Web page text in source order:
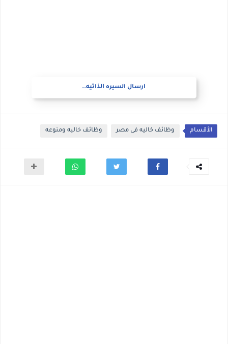
ارسال السيره الذاتيه..
الأقسام وظائف خاليه فى مصر وظائف خاليه ومنوعه